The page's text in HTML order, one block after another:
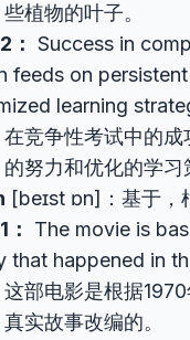
些植物的叶子。
： Success in
feeds on
learning
在竞争性考试中的
的努力和优化的学习
[beɪst ɒn]：基于，
The movie is
that happened in
这部电影是根据
真实故事改编的。